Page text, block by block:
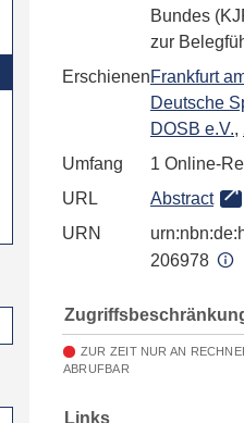
Bundes
zur
ErschienenFrankfurt
Deutsche
DOSB e.V.,
Umfang
1 Online-
URL
Abstract
URN
206978
ZUR ZEIT NUR AN
ABRUFBAR
Links